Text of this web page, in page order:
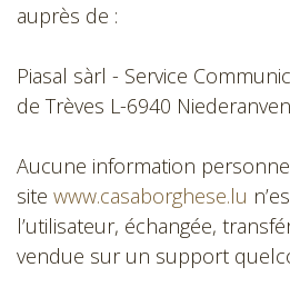
auprès de :
Piasal sàrl - Service
de Trèves L-6940
Aucune information
site www.casaborghese.lu
l’utilisateur, échangée,
vendue sur un support